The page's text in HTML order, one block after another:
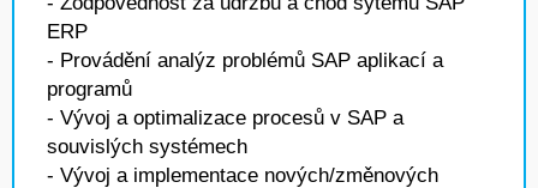
ERP
- Provádění analýz problémů SAP aplikací a
programů
- Vývoj a optimalizace procesů v SAP a
souvislých systémech
- Vývoj a implementace nových/změnových